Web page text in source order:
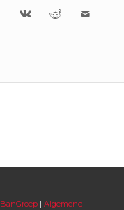
BanGroep| Algemene